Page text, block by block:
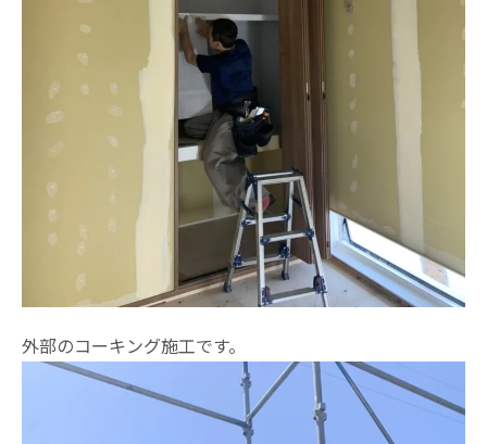
外部のコーキング施工です。